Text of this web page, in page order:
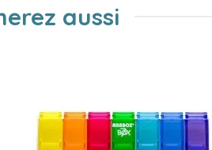
aussi